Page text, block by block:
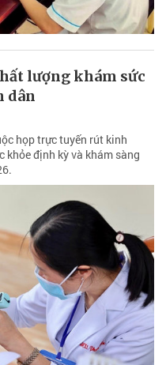
lượng khám sức
dân
họp trực tuyến rút kinh
khỏe định kỳ và khám sàng